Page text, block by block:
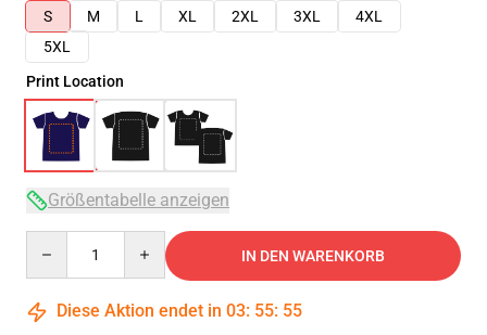
S
M L XL 2XL 3XL
4XL
5XL
Print Location
Größentabelle anzeigen
IN DEN WARENKORB
Diese Aktion endet in 03: 55: 54